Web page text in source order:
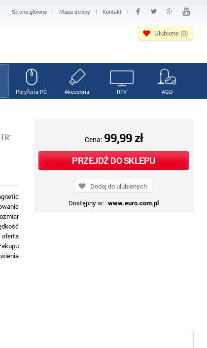
Strona główna | Mapa strony | Kontakt |
Ulubione (0)
Peryferia PC Akcesoria RTV AGD
oferta
Cena: 99,99 zł
PRZEJDŹ DO SKLEPU
Dodaj do ulubionych
Dostępny w: www.euro.com.pl